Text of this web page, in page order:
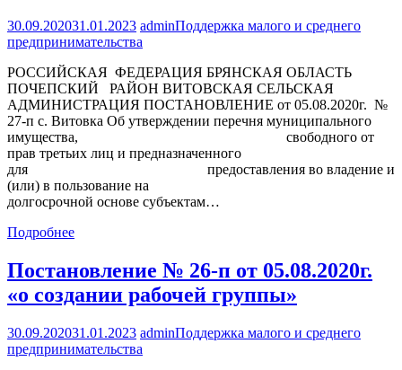
30.09.202031.01.2023 adminПоддержка малого и среднего
предпринимательства
РОССИЙСКАЯ ФЕДЕРАЦИЯ БРЯНСКАЯ ОБЛАСТЬ
ПОЧЕПСКИЙ РАЙОН ВИТОВСКАЯ СЕЛЬСКАЯ
АДМИНИСТРАЦИЯ ПОСТАНОВЛЕНИЕ от 05.08.2020г. №
27-п с. Витовка Об утверждении перечня муниципального
имущества, свободного от
прав третьих лиц и предназначенного
для предоставления во владение и
(или) в пользование на
долгосрочной основе субъектам…
Подробнее
Постановление № 26-п от 05.08.2020г.
«о создании рабочей группы»
30.09.202031.01.2023 adminПоддержка малого и среднего
предпринимательства